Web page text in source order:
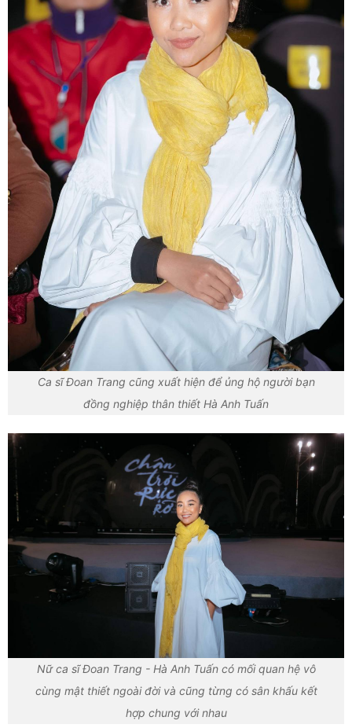
Ca sĩ Đoan Trang cũng xuất hiện để ủng hộ người bạn
đồng nghiệp thân thiết Hà Anh Tuấn
Nữ ca sĩ Đoan Trang - Hà Anh Tuấn có mối quan hệ vô
cùng mật thiết ngoài đời và cũng từng có sân khấu kết
hợp chung với nhau